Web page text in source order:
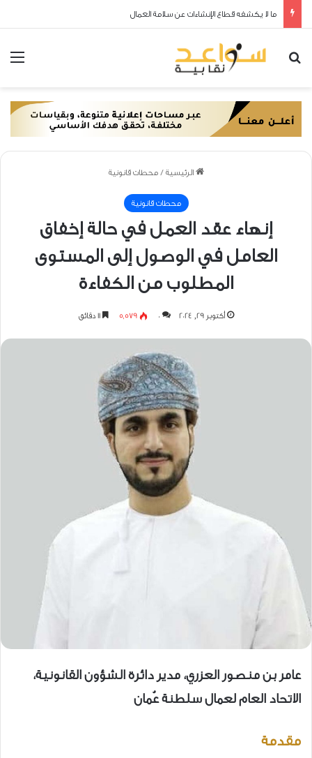
المعرفة بقانون العمل… الخطوة الأولى نحو عمل نقابي ناجح ومؤثر
بحث عن
الرئيسية / محطات قانونية
محطات قانونية
إنهاء عقد العمل في حالة إخفاق
العامل في الوصول إلى المستوى
المطلوب من الكفاءة
أكتوبر 29, 2024 0 5٬579 11 دقائق
عامر بن منصور العزري، مدير دائرة الشؤون القانونية،
الاتحاد العام لعمال سلطنة عُمان
مقدمة